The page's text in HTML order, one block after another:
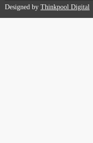
Designed byThinkpool Digital